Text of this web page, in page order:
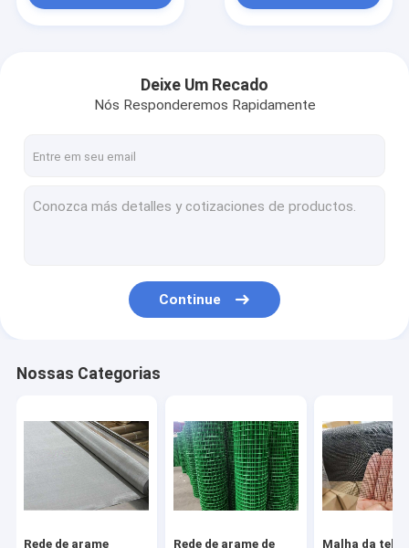
Fale Conosco
Malha da tela do inseto
Cerca do elo de corrente
Rede de fio sextavada
Deixe Um Recado
Nós Responderemos Rapidamente
Continue
Nossas Categorias
Rede de arame Rede de arame de Malha da tela